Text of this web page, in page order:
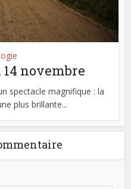
novembre
spectacle magnifique : la
plus brillante...